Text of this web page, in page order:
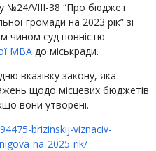
№24/VIII-38 “Про бюджет
громади на 2023 рік” зі
чином суд повністю
МВАдо міськради.
вказівку закону, яка
щодо місцевих бюджетів
вони утворені.
brizinskij-viznaciv-
na-2025-rik/